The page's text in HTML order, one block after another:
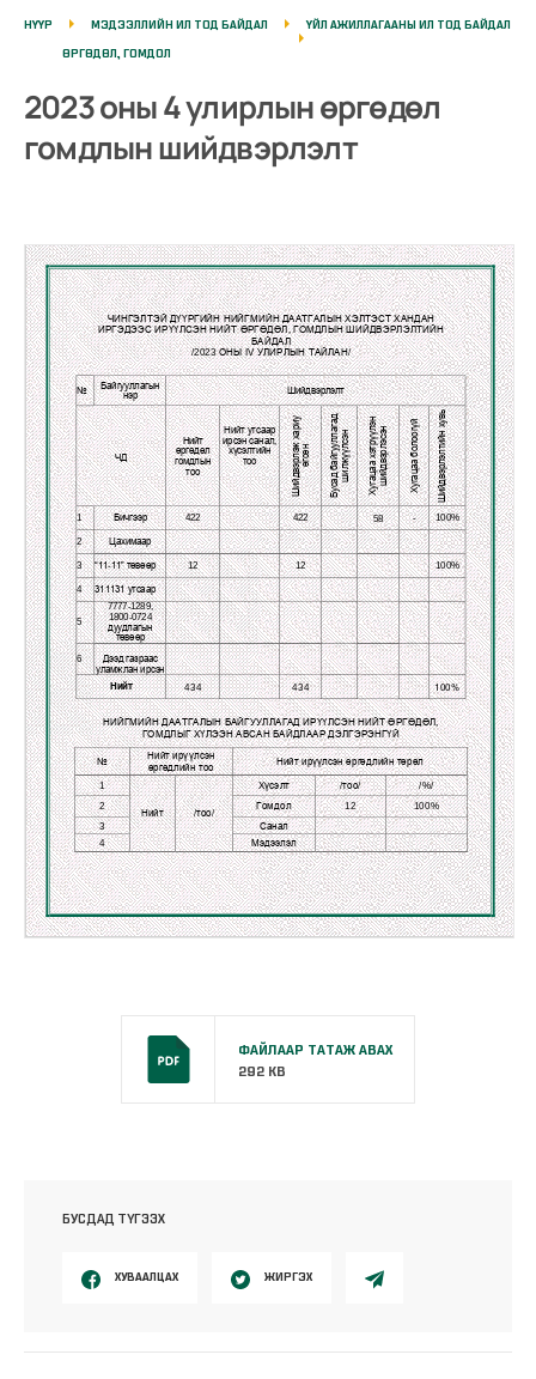
НҮҮР МЭДЭЭЛЛИЙН ИЛ ТОД БАЙДАЛ
ҮЙЛ АЖИЛЛАГААНЫ ИЛ ТОД БАЙДАЛ
ӨРГӨДӨЛ, ГОМДОЛ
2023 оны 4 улирлын өргөдөл
гомдлын шийдвэрлэлт
ФАЙЛААР ТАТАЖ АВАХ
292 KB
БУСДАД ТҮГЭЭХ
ХУВААЛЦАХ ЖИРГЭХ